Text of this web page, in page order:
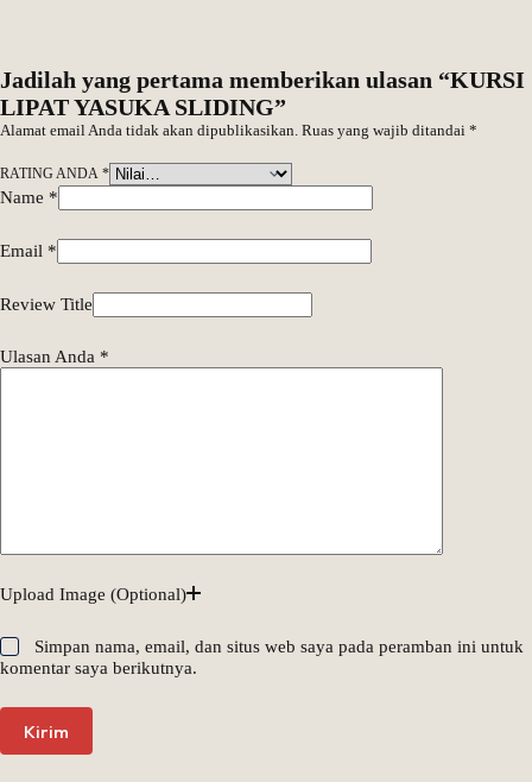
Jadilah yang pertama memberikan ulasan “KURSI
LIPAT YASUKA SLIDING”
Alamat email Anda tidak akan dipublikasikan. Ruas yang wajib ditandai *
RATING ANDA *
Name *
Email *
Review Title
Ulasan Anda *
Upload Image (Optional)
Simpan nama, email, dan situs web saya pada peramban ini untuk
komentar saya berikutnya.
Kirim